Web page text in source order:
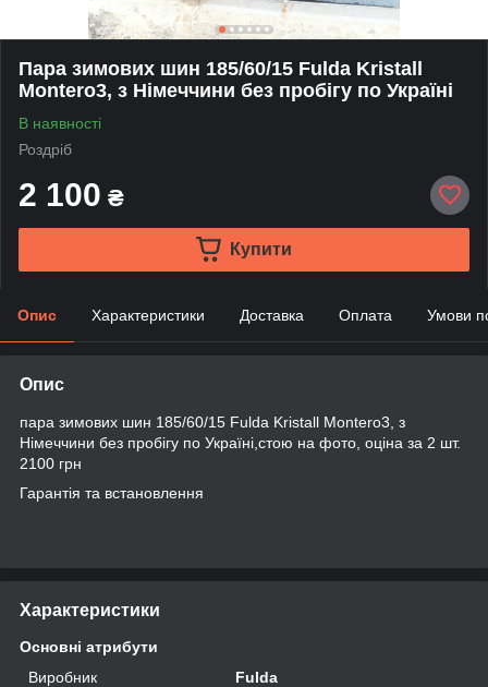
Пара зимових шин 185/60/15 Fulda Kristall
Montero3, з Німеччини без пробігу по Україні
В наявності
Роздріб
2 100 ₴
Купити
Опис Характеристики Доставка Оплата Умови
Опис
пара зимових шин 185/60/15 Fulda Kristall Montero3, з
Німеччини без пробігу по Україні,стою на фото, оціна за 2 шт.
2100 грн
Гарантія та встановлення
Характеристики
Основні атрибути
Виробник
Fulda